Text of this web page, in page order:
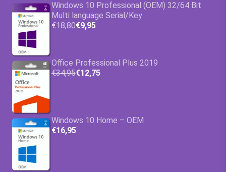
Windows 10 Professional (OEM) 32/64 Bit
Multi language Serial/Key
€18,80€9,95
Office Professional Plus 2019
€34,95€12,75
Windows 10 Home – OEM
€16,95